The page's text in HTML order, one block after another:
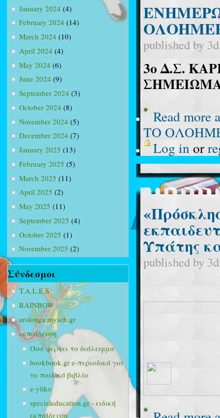
January 2024 (4)
February 2024 (14)
March 2024 (10)
April 2024 (4)
May 2024 (6)
June 2024 (9)
September 2024 (3)
October 2024 (8)
November 2024 (5)
December 2024 (7)
January 2025 (13)
February 2025 (5)
March 2025 (11)
April 2025 (2)
May 2025 (11)
September 2025 (4)
October 2025 (1)
November 2025 (2)
Σύνδεσμοι
T.A.L.E.S
RAINBOW
arslonga.mysch.gr
εκπαίδευση
Όσα φέρνει το διάλειμμα
bookbook.gr e-περιοδικό για
το παιδικό βιβλίο
e-yliko
specialeducation.gr - ειδική
εκπαίδευση
published by
3ο Δ.Σ.
Read more
ΤΟ
Log in or
Υπάτης
published by